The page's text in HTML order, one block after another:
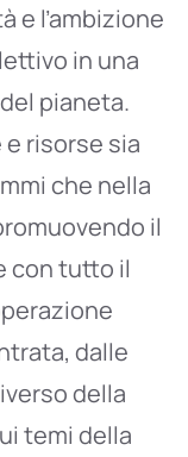
e l’ambizione
in una
pianeta.
risorse sia
che nella
il
con tutto il
dalle
della
temi della